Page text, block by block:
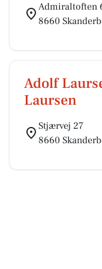
Admiraltoften
8660
Adolf
Laursen
Stjærvej 27
8660